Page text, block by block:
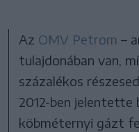
Az OMV Petrom –
tulajdonában van,
százalékos
2012-ben jelentette
köbméternyi gázt